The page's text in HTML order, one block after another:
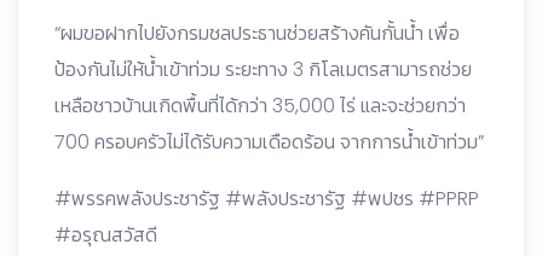
“ผมขอฝากไปยังกรมชลประธานช่วยสร้างคันกั้นน้ำ เพื่อ
ป้องกันไม่ให้น้ำเข้าท่วม ระยะทาง 3 กิโลเมตรสามารถช่วย
เหลือชาวบ้านเกิดพื้นที่ได้กว่า 35,000 ไร่ และจะช่วยกว่า
700 ครอบครัวไม่ได้รับความเดือดร้อน จากการน้ำเข้าท่วม”
#พรรคพลังประชารัฐ #พลังประชารัฐ #พปชร #PPRP
#อรุณสวัสดี